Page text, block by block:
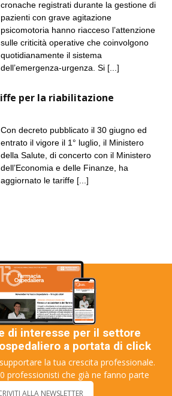
cronache registrati durante la gestione di
pazienti con grave agitazione
psicomotoria hanno riacceso l’attenzione
sulle criticità operative che coinvolgono
quotidianamente il sistema
dell’emergenza-urgenza. Si [...]
per la riabilitazione
Con decreto pubblicato il 30 giugno ed
entrato il vigore il 1° luglio, il Ministero
della Salute, di concerto con il Ministero
dell’Economia e delle Finanze, ha
aggiornato le tariffe [...]
di interesse per il settore
a portata di click
la tua crescita professionale.
professionisti che già ne fanno parte
ALLA NEWSLETTER